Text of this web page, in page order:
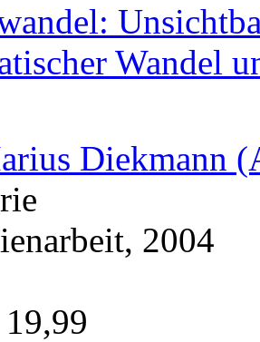
Wandel
Diekmann
2004